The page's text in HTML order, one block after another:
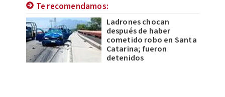
Te recomendamos:
Ladrones chocan
después de haber
cometido robo en Santa
Catarina; fueron
detenidos